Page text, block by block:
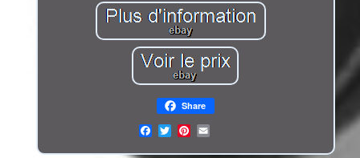
Share